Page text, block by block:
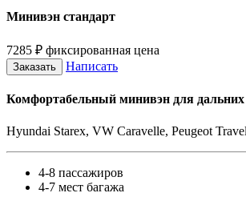
Минивэн стандарт
7285 ₽ фиксированная цена
Заказать Написать
Комфортабельный минивэн для дальних
Hyundai Starex, VW Caravelle, Peugeot
4-8 пассажиров
4-7 мест багажа